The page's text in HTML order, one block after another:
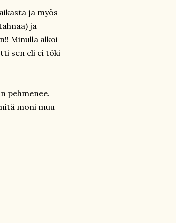
ja myös
ja
Minulla alkoi
sen eli ei töki
pehmenee.
moni muu